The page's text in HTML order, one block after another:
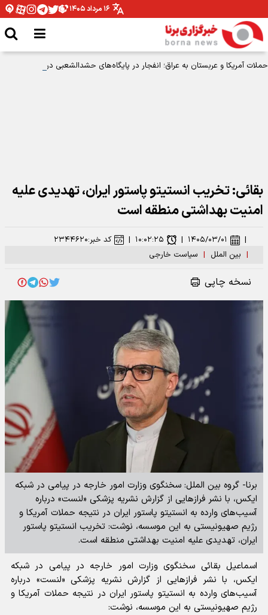
۱۶ مرداد ۱۴۰۵
حملات آمریکا و عربستان به عراق؛ انفجار در پایگاه‌های حشدالشعبی در کربلا، بصره و
بقائی: تخریب انستیتو پاستور ایران، تهدیدی علیه
امنیت بهداشتی منطقه است
| بین الملل | سیاست خارجی
| ۱۴۰۵/۰۳/۰۱ | ۱۰:۰۲:۲۵ | کد خبر:۲۳۴۴۶۲۰
نسخه چاپی
برنا- گروه بین الملل: سخنگوی وزارت امور خارجه در پیامی در شبکه
ایکس، با نشر فرازهایی از گزارش نشریه پزشکی «لنست» درباره
آسیب‌های وارده به انستیتو پاستور ایران در نتیجه حملات آمریکا و
رژیم صهیونیستی به این موسسه، نوشت: تخریب انستیتو پاستور
ایران، تهدیدی علیه امنیت بهداشتی منطقه است.
اسماعیل بقائی سخنگوی وزارت امور خارجه در پیامی در شبکه
ایکس، با نشر فراز‌هایی از گزارش نشریه پزشکی «لنست» درباره
آسیب‌های وارده به انستیتو پاستور ایران در نتیجه حملات آمریکا و
رژیم صهیونیستی به این موسسه، نوشت: